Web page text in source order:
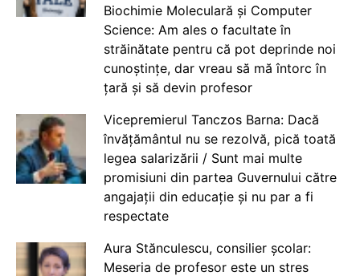
Biochimie Moleculară și Computer
Science: Am ales o facultate în
străinătate pentru că pot deprinde noi
cunoștințe, dar vreau să mă întorc în
țară și să devin profesor
Vicepremierul Tanczos Barna: Dacă
învățământul nu se rezolvă, pică toată
legea salarizării / Sunt mai multe
promisiuni din partea Guvernului către
angajații din educație și nu par a fi
respectate
Aura Stănculescu, consilier școlar:
Meseria de profesor este un stres